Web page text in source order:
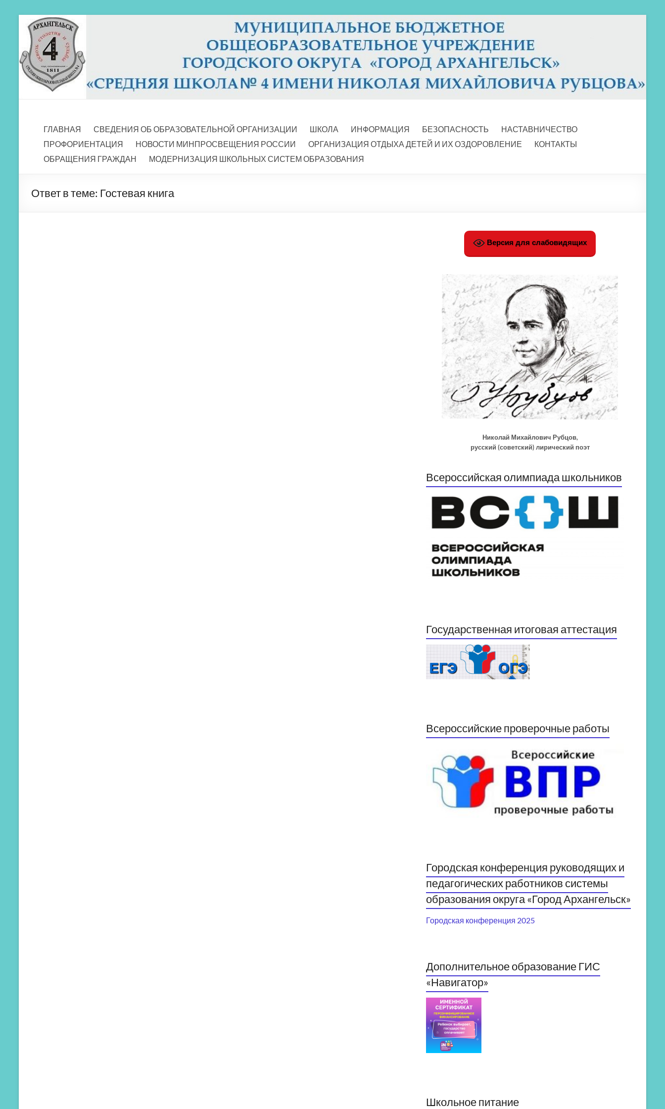
Перейти
содержимому
МБОУ СШ 4
ГЛАВНАЯ
СВЕДЕНИЯ ОБ ОБРАЗОВАТЕЛЬНОЙ ОРГАНИЗАЦИИ ШКОЛА ИНФОРМАЦИЯ БЕЗОПАСНОСТЬ
НАСТАВНИЧЕСТВО
ПРОФОРИЕНТАЦИЯ
НОВОСТИ МИНПРОСВЕЩЕНИЯ РОССИИ ОРГАНИЗАЦИЯ ОТДЫХА ДЕТЕЙ И ИХ ОЗДОРОВЛЕНИЕ
КОНТАКТЫ
ОБРАЩЕНИЯ ГРАЖДАН
МОДЕРНИЗАЦИЯ ШКОЛЬНЫХ СИСТЕМ ОБРАЗОВАНИЯ
Ответ в теме: Гостевая книга
Версия для слабовидящих
Николай Михайлович Рубцов,
русский (советский) лирический поэт
Всероссийская олимпиада школьников
Государственная итоговая аттестация
Всероссийские проверочные работы
Городская конференция руководящих и
педагогических работников системы
образования округа «Город Архангельск»
Городская конференция 2025
Дополнительное образование ГИС
«Навигатор»
Школьное питание